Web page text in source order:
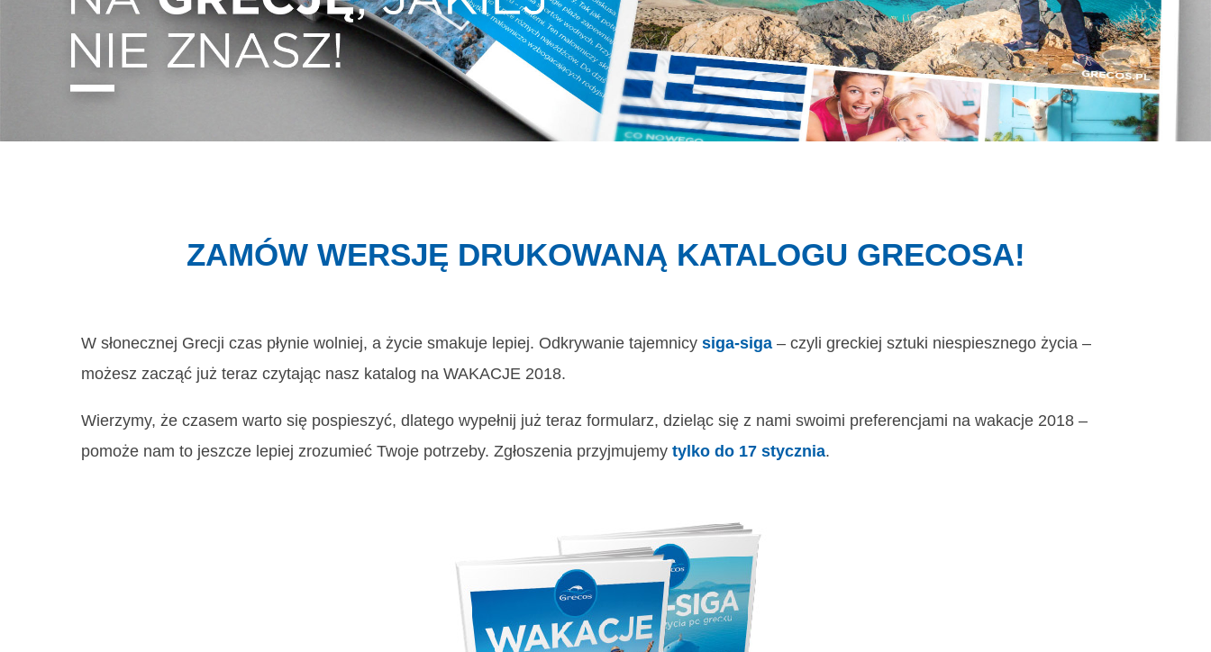
ZAMÓW WERSJĘ DRUKOWANĄ KATALOGU GRECOSA!
W słonecznej Grecji czas płynie wolniej, a życie smakuje lepiej. Odkrywanie tajemnicysiga-siga – czyli greckiej sztuki niespiesznego życia –
możesz zacząć już teraz czytając nasz katalog na WAKACJE 2018.
Wierzymy, że czasem warto się pospieszyć, dlatego wypełnij już teraz formularz, dzieląc się z nami swoimi preferencjami na wakacje 2018 –
pomoże nam to jeszcze lepiej zrozumieć Twoje potrzeby. Zgłoszenia przyjmujemytylko do 17 stycznia.